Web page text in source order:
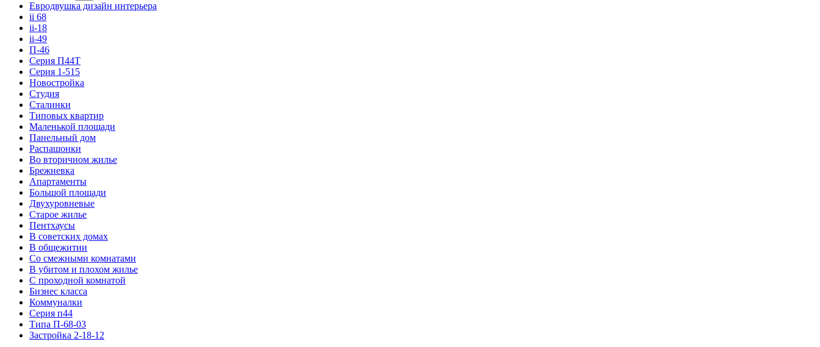
Евродвушка дизайн интерьера
ii 68
ii-18
ii-49
П-46
Серия П44Т
Серия 1-515
Новостройка
Студия
Сталинки
Типовых квартир
Маленькой площади
Панельный дом
Распашонки
Во вторичном жилье
Брежневка
Апартаменты
Большой площади
Двухуровневые
Старое жилье
Пентхаусы
В советских домах
В общежитии
Со смежными комнатами
В убитом и плохом жилье
С проходной комнатой
Бизнес класса
Коммуналки
Серия п44
Типа П-68-03
Застройка 2-18-12